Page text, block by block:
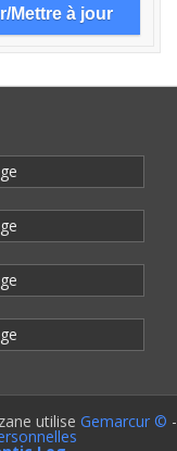
utilise Gemarcur © -